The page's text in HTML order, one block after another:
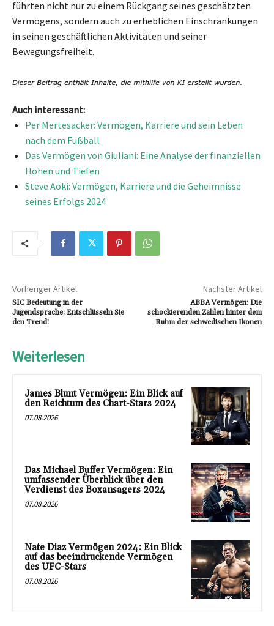
führten nicht nur zu einem Rückgang seines geschätzten
Vermögens, sondern auch zu erheblichen Einschränkungen
in seinen geschäftlichen Aktivitäten und seiner
Bewegungsfreiheit.
Auch interessant:
Per Mertesacker: Vermögen, Karriere und sein Leben
nach dem Fußball
Das Vermögen von Giuliani: Eine Analyse der finanziellen
Höhen und Tiefen
Steve Aoki: Vermögen, Karriere und die Geheimnisse
seines Erfolgs 2024
Vorheriger Artikel
SIC Bedeutung in der
Jugendsprache: Entschlüsseln Sie
den Trend!
Nächster Artikel
ABBA Vermögen: Die
schockierenden Zahlen hinter dem
Ruhm der schwedischen Ikonen
Weiterlesen
James Blunt Vermögen: Ein Blick auf
den Reichtum des Chart-Stars 2024
07.08.2026
Das Michael Buffer Vermögen: Ein
umfassender Überblick über den
Verdienst des Boxansagers 2024
07.08.2026
Nate Diaz Vermögen 2024: Ein Blick
auf das beeindruckende Vermögen
des UFC-Stars
07.08.2026